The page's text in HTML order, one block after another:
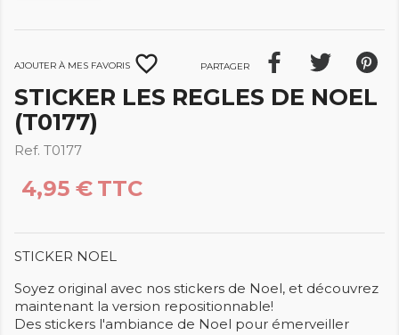
Ajouter à mes favoris favorite_border Partager
STICKER LES REGLES DE NOEL
(T0177)
Ref. T0177
4,95 € TTC
STICKER NOEL
Soyez original avec nos stickers de Noel, et découvrez
maintenant la version repositionnable!
Des stickers l'ambiance de Noel pour émerveiller